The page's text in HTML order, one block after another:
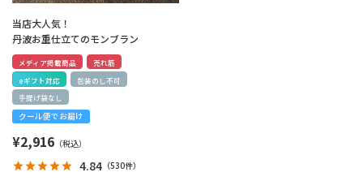
当店大人気！
丹波お重仕立てのモンブラン
メディア掲載商品
売れ筋
eギフト対応
包装のし不可
手提げ袋なし
クール便でお届け
¥2,916
4.84 （530件）